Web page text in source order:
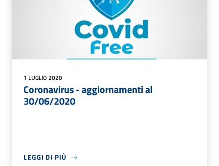
1 LUGLIO 2020
Coronavirus - aggiornamenti al
30/06/2020
LEGGI DI PIÙ